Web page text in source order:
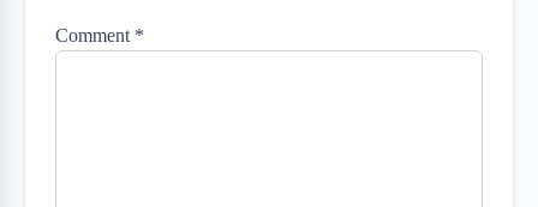
Comment *